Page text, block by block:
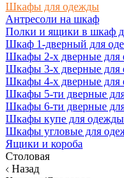
Шкафы для одежды
Антресоли на шкаф
Полки и ящики в шкаф
Шкаф 1-дверный для
Шкафы 2-х дверные для
Шкафы 3-х дверные для
Шкафы 4-х дверные для
Шкафы 5-ти дверные
Шкафы 6-ти дверные
Шкафы купе для одежды
Шкафы угловые для
Ящики и короба
Столовая
Назад